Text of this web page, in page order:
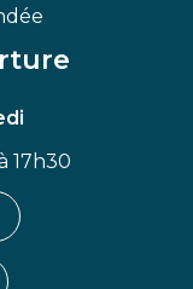
17h30